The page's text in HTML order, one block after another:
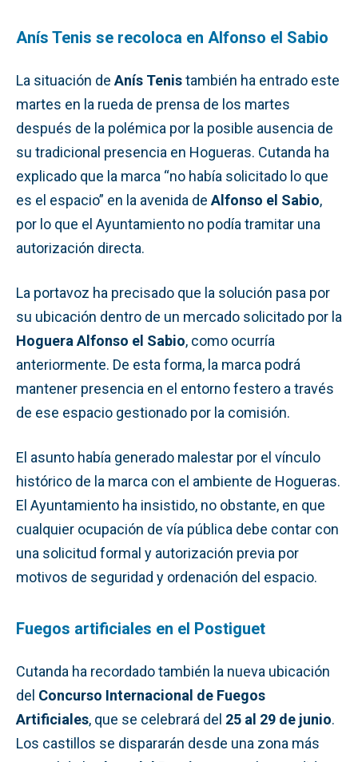
Anís Tenis se recoloca en Alfonso el Sabio
La situación de Anís Tenistambién ha entrado este
martes en la rueda de prensa de los martes
después de la polémica por la posible ausencia de
su tradicional presencia en Hogueras. Cutanda ha
explicado que la marca “no había solicitado lo que
es el espacio” en la avenida de Alfonso el Sabio,
por lo que el Ayuntamiento no podía tramitar una
autorización directa.
La portavoz ha precisado que la solución pasa por
su ubicación dentro de un mercado solicitado por la
Hoguera Alfonso el Sabio, como ocurría
anteriormente. De esta forma, la marca podrá
mantener presencia en el entorno festero a través
de ese espacio gestionado por la comisión.
El asunto había generado malestar por el vínculo
histórico de la marca con el ambiente de Hogueras.
El Ayuntamiento ha insistido, no obstante, en que
cualquier ocupación de vía pública debe contar con
una solicitud formal y autorización previa por
motivos de seguridad y ordenación del espacio.
Fuegos artificiales en el Postiguet
Cutanda ha recordado también la nueva ubicación
del Concurso Internacional de Fuegos
Artificiales, que se celebrará del 25 al 29 de junio.
Los castillos se dispararán desde una zona más